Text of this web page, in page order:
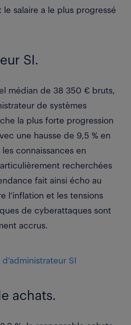
SI.
médian de 38 350 € bruts,
de systèmes
la plus forte progression
une hausse de 9,5 % en
connaissances en
recherchées
fait ainsi écho au
l’inflation et les tensions
de cyberattaques sont
accrus.
SI
achats.